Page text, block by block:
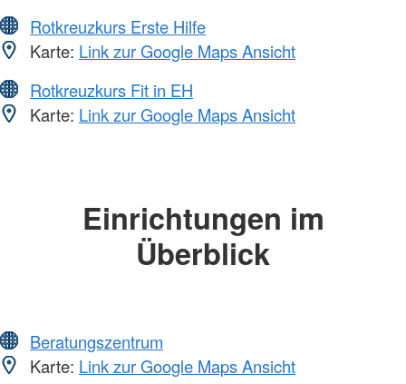
Rotkreuzkurs Erste Hilfe
Karte: Link zur Google Maps Ansicht
Rotkreuzkurs Fit in EH
Karte: Link zur Google Maps Ansicht
Einrichtungen im
Überblick
Beratungszentrum
Karte: Link zur Google Maps Ansicht